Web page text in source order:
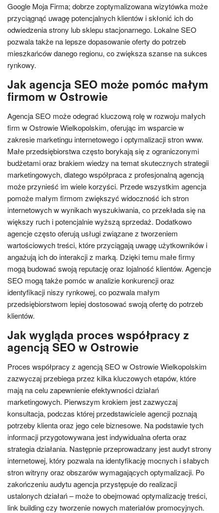
Google Moja Firma; dobrze zoptymalizowana wizytówka może
przyciągnąć uwagę potencjalnych klientów i skłonić ich do
odwiedzenia strony lub sklepu stacjonarnego. Lokalne SEO
pozwala także na lepsze dopasowanie oferty do potrzeb
mieszkańców danego regionu, co zwiększa szanse na sukces
rynkowy.
Jak agencja SEO może pomóc małym
firmom w Ostrowie
Agencja SEO może odegrać kluczową rolę w rozwoju małych
firm w Ostrowie Wielkopolskim, oferując im wsparcie w
zakresie marketingu internetowego i optymalizacji stron www.
Małe przedsiębiorstwa często borykają się z ograniczonymi
budżetami oraz brakiem wiedzy na temat skutecznych strategii
marketingowych, dlatego współpraca z profesjonalną agencją
może przynieść im wiele korzyści. Przede wszystkim agencja
pomoże małym firmom zwiększyć widoczność ich stron
internetowych w wynikach wyszukiwania, co przekłada się na
większy ruch i potencjalnie wyższą sprzedaż. Dodatkowo
agencje często oferują usługi związane z tworzeniem
wartościowych treści, które przyciągają uwagę użytkowników i
angażują ich do interakcji z marką. Dzięki temu małe firmy
mogą budować swoją reputację oraz lojalność klientów. Agencje
SEO mogą także pomóc w analizie konkurencji oraz
identyfikacji niszy rynkowej, co pozwala małym
przedsiębiorstwom lepiej dostosować swoją ofertę do potrzeb
klientów.
Jak wygląda proces współpracy z
agencją SEO w Ostrowie
Proces współpracy z agencją SEO w Ostrowie Wielkopolskim
zazwyczaj przebiega przez kilka kluczowych etapów, które
mają na celu zapewnienie efektywności działań
marketingowych. Pierwszym krokiem jest zazwyczaj
konsultacja, podczas której przedstawiciele agencji poznają
potrzeby klienta oraz jego cele biznesowe. Na podstawie tych
informacji przygotowywana jest indywidualna oferta oraz
strategia działania. Następnie przeprowadzany jest audyt strony
internetowej, który pozwala na identyfikację mocnych i słabych
stron witryny oraz obszarów wymagających optymalizacji. Po
zakończeniu audytu agencja przystępuje do realizacji
ustalonych działań – może to obejmować optymalizację treści,
link building czy tworzenie nowych materiałów promocyjnych.